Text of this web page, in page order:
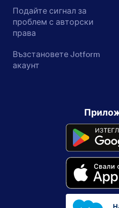
Подайте сигнал за
проблем с авторски
права
Възстановете Jotform
акаунт